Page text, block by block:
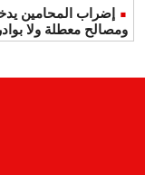
إضراب المحامين
ومصالح معطلة ولا